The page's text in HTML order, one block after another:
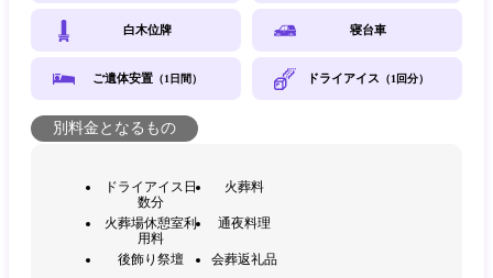
白木位牌 寝台車
ご遺体安置（1日間） ドライアイス （1回分）
別料金となるもの
ドライアイス日
数分
火葬料
火葬場休憩室利
用料
通夜料理
後飾り祭壇 会葬返礼品